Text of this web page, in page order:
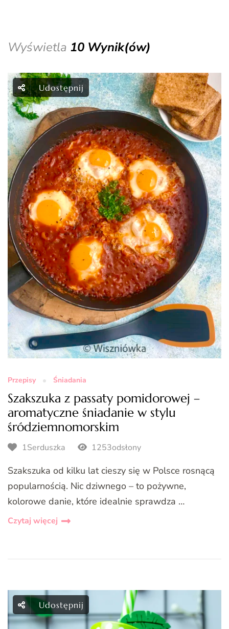
Wyświetla 10 Wynik(ów)
Udostępnij
Przepisy Śniadania
Szakszuka z passaty pomidorowej –
aromatyczne śniadanie w stylu
śródziemnomorskim
1Serduszka 1253odsłony
Szakszuka od kilku lat cieszy się w Polsce rosnącą
popularnością. Nic dziwnego – to pożywne,
kolorowe danie, które idealnie sprawdza …
Czytaj więcej
Udostępnij